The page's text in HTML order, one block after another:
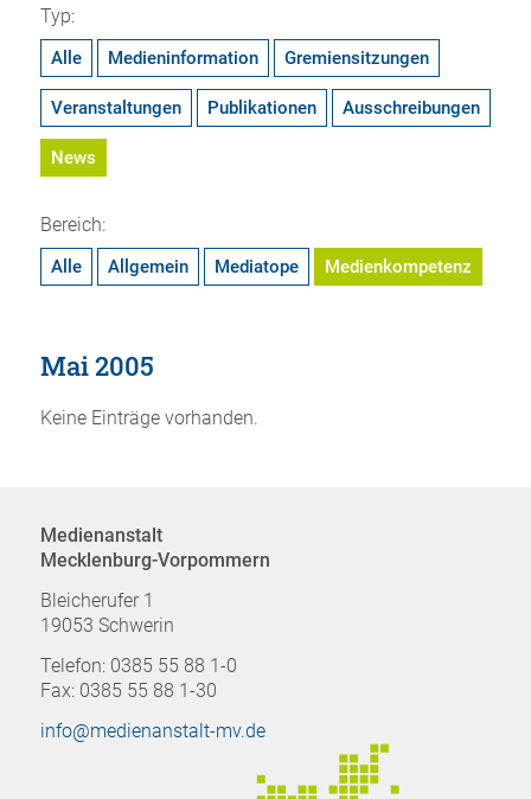
Typ:
Alle Medieninformation Gremiensitzungen
Veranstaltungen Publikationen Ausschreibungen
News
Bereich:
Alle Allgemein Mediatope Medienkompetenz
Mai 2005
Keine Einträge vorhanden.
Medienanstalt
Mecklenburg-Vorpommern
Bleicherufer 1
19053 Schwerin
Telefon: 0385 55 88 1-0
Fax: 0385 55 88 1-30
info@medienanstalt-mv.de